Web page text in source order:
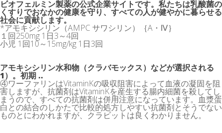
ビオフェルミン製薬の公式企業サイトです。私たちは乳酸菌の
くすりでおなかの健康を守り、すべての人が健やかに暮らせる
社会に貢献します。
*アモキシシリン（AMPC サワシリン）｛A・Ⅳ｝
１回250mg 1日3～4回
小児 1回10～15mg/kg 1日3回
アモキシシリン水和物（クラバモックス）などが選択される
1）。初期 ..
④ワーファリンはVitaminKの吸収阻害によって血液の凝固を阻
害しますが、抗菌剤はVitaminKを産生する腸内細菌を殺してし
まうので、すべての抗菌剤は併用注意になっています。血漿蛋
白との結合のしかたで比較的処方しやすい抗菌剤とそうでない
ものとにわかれますが、クラビットは良くわかりません。